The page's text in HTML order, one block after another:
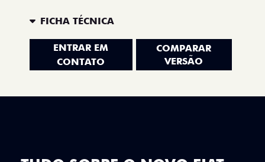
FICHA TÉCNICA
ENTRAR EM
CONTATO
COMPARAR
VERSÃO